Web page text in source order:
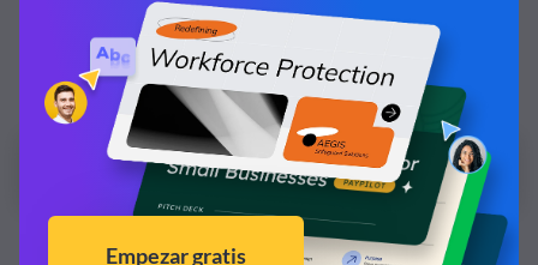
¡Personaliza esta plantilla y hazla tuya!
Editar y Descargar